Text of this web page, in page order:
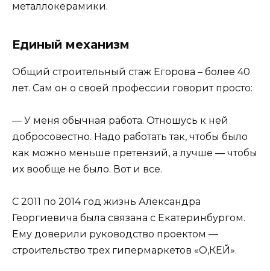
металлокерамики.
Единый механизм
Общий строительный стаж Егорова – более 40
лет. Сам он о своей профессии говорит просто:
— У меня обычная работа. Отношусь к ней
добросовестно. Надо работать так, чтобы было
как можно меньше претензий, а лучше — чтобы
их вообще не было. Вот и все.
С 2011 по 2014 год жизнь Александра
Георгиевича была связана с Екатеринбургом.
Ему доверили руководство проектом —
строительство трех гипермаркетов «О,КЕЙ».